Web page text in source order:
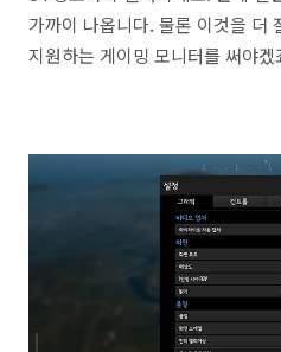
가까이 나옵니다. 물론 이것을 더
지원하는 게이밍 모니터를 써야겠